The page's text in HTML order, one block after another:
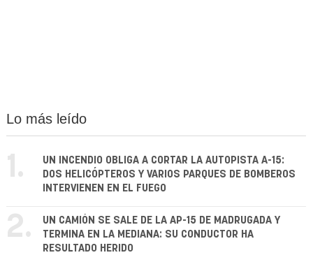
Lo más leído
1.
UN INCENDIO OBLIGA A CORTAR LA AUTOPISTA A-15:
DOS HELICÓPTEROS Y VARIOS PARQUES DE BOMBEROS
INTERVIENEN EN EL FUEGO
2.
UN CAMIÓN SE SALE DE LA AP-15 DE MADRUGADA Y
TERMINA EN LA MEDIANA: SU CONDUCTOR HA
RESULTADO HERIDO